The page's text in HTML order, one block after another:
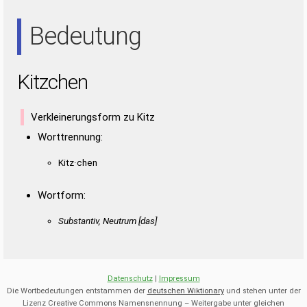
Bedeutung
Kitzchen
Verkleinerungsform zu Kitz
Worttrennung:
Kitz·chen
Wortform:
Substantiv, Neutrum [das]
Datenschutz| Impressum
Die Wortbedeutungen entstammen der deutschen Wiktionaryund stehen unter der
Lizenz Creative Commons Namensnennung – Weitergabe unter gleichen